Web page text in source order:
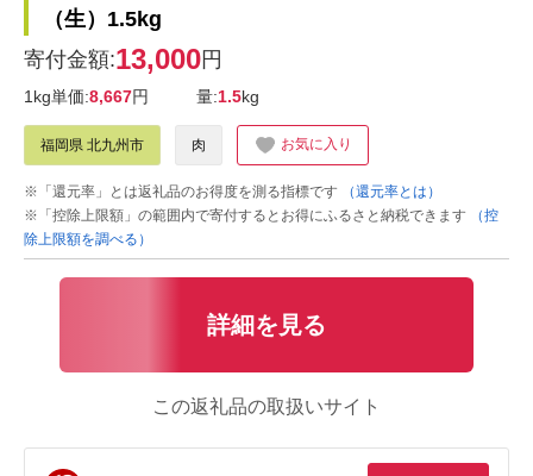
（生）1.5kg
寄付金額:13,000円
1kg単価:8,667円 量:1.5kg
福岡県 北九州市 肉 お気に入り
※「還元率」とは返礼品のお得度を測る指標です
（還元率とは）
※「控除上限額」の範囲内で寄付するとお得にふるさと納税できます
（控
除上限額を調べる）
詳細を見る
この返礼品の取扱いサイト